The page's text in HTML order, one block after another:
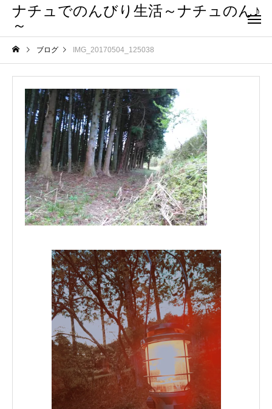
ナチュでのんびり生活～ナチュのん♪
～
ブログ IMG_20170504_125038